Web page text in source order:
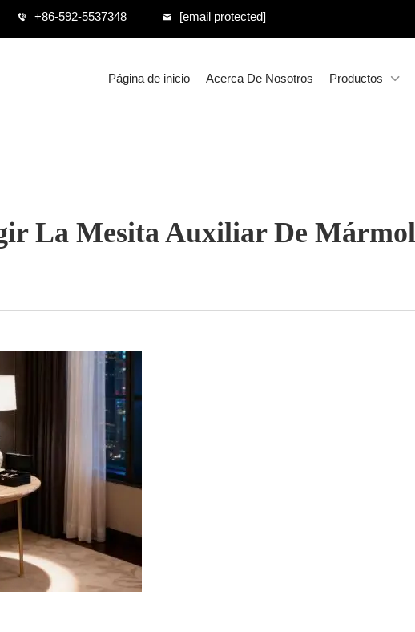
+86-592-5537348 [email protected]
Página de inicio Acerca De Nosotros Productos
La Mesita Auxiliar De